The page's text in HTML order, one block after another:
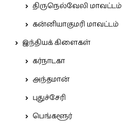
திருநெல்வேலி மாவட்டம்
கன்னியாகுமரி மாவட்டம்
இந்தியக் கிளைகள்
கர்நாடகா
அந்தமான்
புதுச்சேரி
பெங்களூர்